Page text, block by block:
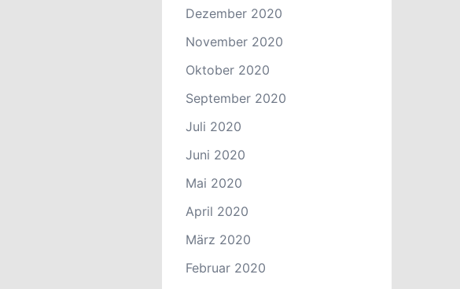
Dezember 2020
November 2020
Oktober 2020
September 2020
Juli 2020
Juni 2020
Mai 2020
April 2020
März 2020
Februar 2020